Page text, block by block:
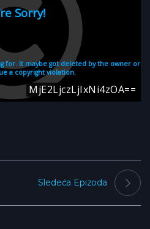
Sledeća Epizoda